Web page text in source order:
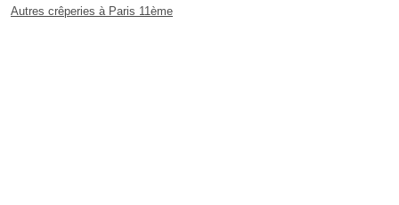
Autres crêperies à Paris 11ème